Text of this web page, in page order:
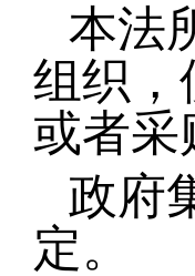
本法
组织，
或者采
政府
定。